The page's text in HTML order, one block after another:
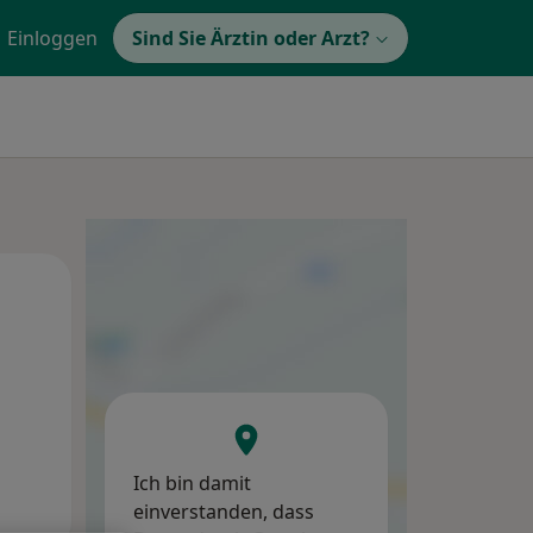
Einloggen Sind Sie Ärztin oder Arzt?
Ich bin damit
einverstanden, dass